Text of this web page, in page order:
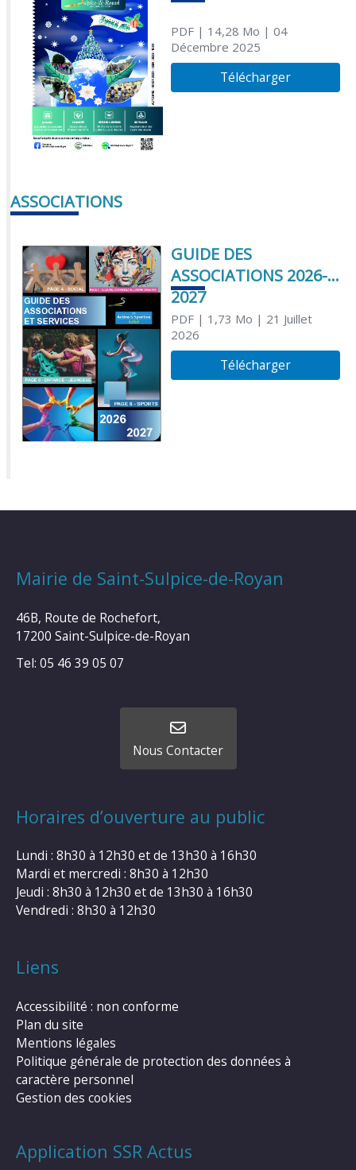
PDF| 14,28 Mo | 04
Décembre 2025
Télécharger
ASSOCIATIONS
GUIDE DES
ASSOCIATIONS 2026-
2027
PDF| 1,73 Mo | 21 Juillet
2026
Télécharger
Mairie de Saint-Sulpice-de-Royan
46B, Route de Rochefort,
17200 Saint-Sulpice-de-Royan
Tel: 05 46 39 05 07
Nous Contacter
Horaires d’ouverture au public
Lundi : 8h30 à 12h30 et de 13h30 à 16h30
Mardi et mercredi : 8h30 à 12h30
Jeudi : 8h30 à 12h30 et de 13h30 à 16h30
Vendredi : 8h30 à 12h30
Liens
Accessibilité : non conforme
Plan du site
Mentions légales
Politique générale de protection des données à
caractère personnel
Gestion des cookies
Application SSR Actus